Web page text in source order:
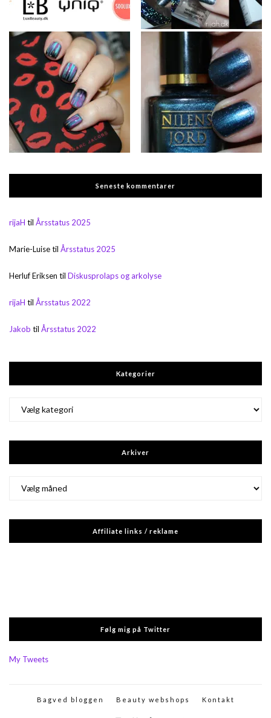
Seneste kommentarer
rijaH til Årsstatus 2025
Marie-Luisetil Årsstatus 2025
Herluf Eriksen til Diskusprolaps og arkolyse
rijaH til Årsstatus 2022
Jakob til Årsstatus 2022
Kategorier
Arkiver
Affiliate links / reklame
Følg mig på Twitter
My Tweets
Bagved bloggen Beauty webshops Kontakt